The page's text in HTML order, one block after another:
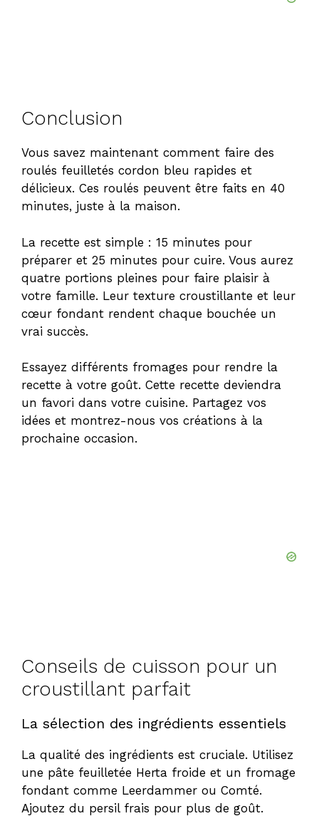
Conclusion
Vous savez maintenant comment faire des
roulés feuilletés cordon bleu rapides et
délicieux. Ces roulés peuvent être faits en 40
minutes, juste à la maison.
La recette est simple : 15 minutes pour
préparer et 25 minutes pour cuire. Vous aurez
quatre portions pleines pour faire plaisir à
votre famille. Leur texture croustillante et leur
cœur fondant rendent chaque bouchée un
vrai succès.
Essayez différents fromages pour rendre la
recette à votre goût. Cette recette deviendra
un favori dans votre cuisine. Partagez vos
idées et montrez-nous vos créations à la
prochaine occasion.
Conseils de cuisson pour un
croustillant parfait
La sélection des ingrédients essentiels
La qualité des ingrédients est cruciale. Utilisez
une pâte feuilletée Herta froide et un fromage
fondant comme Leerdammer ou Comté.
Ajoutez du persil frais pour plus de goût.